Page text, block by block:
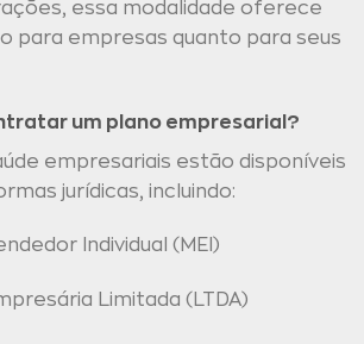
essa modalidade oferece
para empresas quanto para seus
um plano empresarial?
empresariais estão disponíveis
jurídicas, incluindo:
Individual (MEI)
Limitada (LTDA)